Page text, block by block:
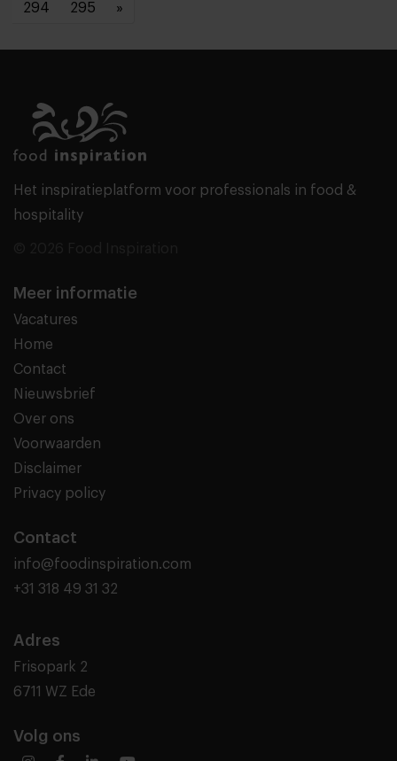
294 295 »
Het inspiratieplatform voor professionals in food &
hospitality
Meer informatie
Vacatures
Home
Contact
Nieuwsbrief
Over ons
Voorwaarden
Disclaimer
Privacy policy
Contact
info@foodinspiration.com
+31 318 49 31 32
Adres
Frisopark 2
6711 WZ Ede
Volg ons